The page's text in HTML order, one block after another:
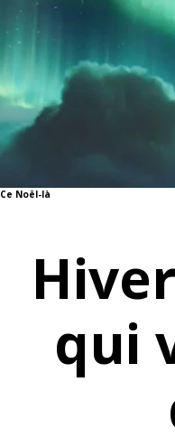
Ce Noël-là
qui